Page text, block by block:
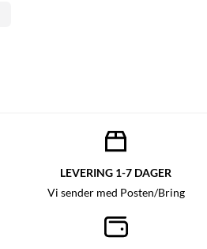
LEVERING 1-7 DAGER
Vi sender med Posten/Bring